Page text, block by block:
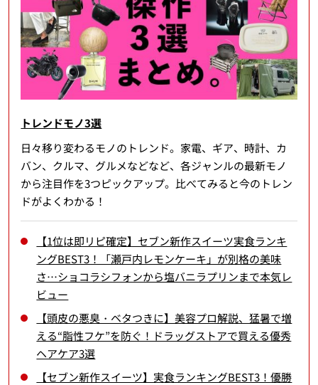
トレンドモノ3選
日々移り変わるモノのトレンド。家電、ギア、時計、カ
バン、クルマ、グルメなどなど、各ジャンルの最新モノ
から注目作を3つピックアップ。比べてみると今のトレン
ドがよくわかる！
【1位は即リピ確定】セブン新作スイーツ実食ランキ
ングBEST3！「瀬戸内レモンケーキ」が別格の美味
さ…ショコラシフォンから塩バニラプリンまで本気レ
ビュー
【頭皮の悪臭・ベタつきに】美容プロ解説、猛暑で増
える“脂性フケ”を防ぐ！ドラッグストアで買える優秀
ヘアケア3選
【セブン新作スイーツ】実食ランキングBEST3！優勝